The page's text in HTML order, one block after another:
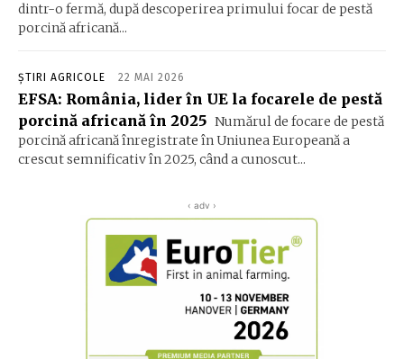
dintr-o fermă, după descoperirea primului focar de pestă
porcină africană...
ȘTIRI AGRICOLE 22 MAI 2026
EFSA: România, lider în UE la focarele de pestă
porcină africană în 2025 Numărul de focare de pestă
porcină africană înregistrate în Uniunea Europeană a
crescut semnificativ în 2025, când a cunoscut...
‹ adv ›